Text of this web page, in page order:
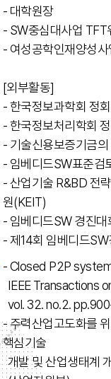
- 대학원장
- SW중심대사업 TFT
- 여성공학인재양성
[외부활동]
- 한국정보과학회 정
- 한국정보처리학회
- 기술신용보증기금
- 임베디드SW표준검
- 산업기술 R&BD 전
원(KEIT)
- 임베디드SW 경진
- 제14회 임베디드
- Closed P2P
IEEE Transactions
vol. 32. no.2.
- 주력산업고도화를
핵심기술
개발 및 산업생태계